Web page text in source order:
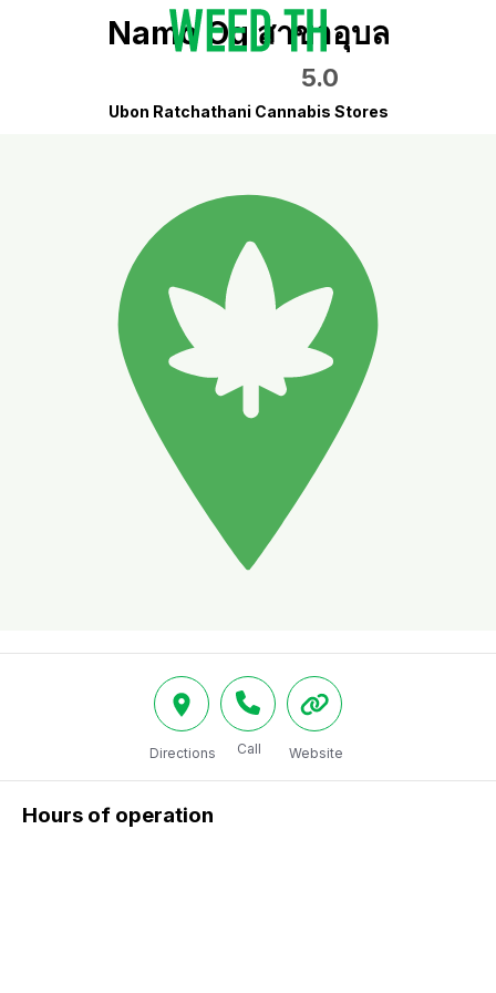
Namo Og สาขาอุบล
5.0
Ubon Ratchathani Cannabis Stores
Directions Call Website
Hours of operation